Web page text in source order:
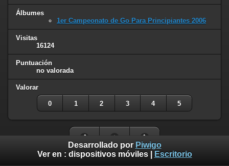
Álbumes
1er Campeonato de Go Para Principiantes 2006
Visitas
16124
Puntuación
no valorada
Valorar
0 1 2 3 4 5
Desarrollado por Piwigo
Ver en : dispositivos móviles| Escritorio